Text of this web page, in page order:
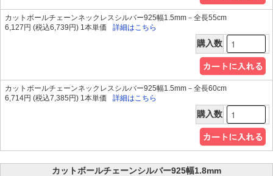
カットボールチェーンネックレスシルバー925幅1.5mm－全長55cm
6,127円 (税込6,739円) 1本単価
詳細はこちら
購入数
カットボールチェーンネックレスシルバー925幅1.5mm－全長60cm
6,714円 (税込7,385円) 1本単価
詳細はこちら
購入数
カットボールチェーンシルバー925幅1.8mm